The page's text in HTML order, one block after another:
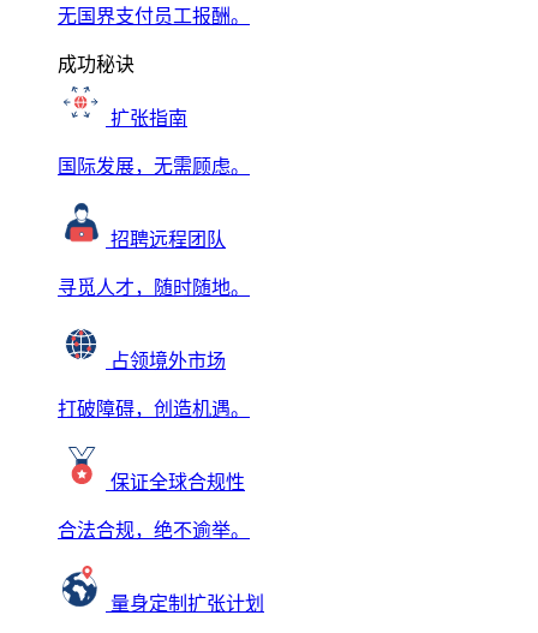
无国界支付员工报酬。
成功秘诀
扩张指南
国际发展，无需顾虑。
招聘远程团队
寻觅人才，随时随地。
占领境外市场
打破障碍，创造机遇。
保证全球合规性
合法合规，绝不逾举。
量身定制扩张计划